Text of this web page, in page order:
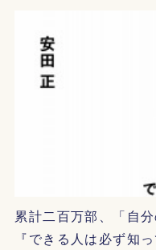
累計二百万部、「自
『できる人は必ず知